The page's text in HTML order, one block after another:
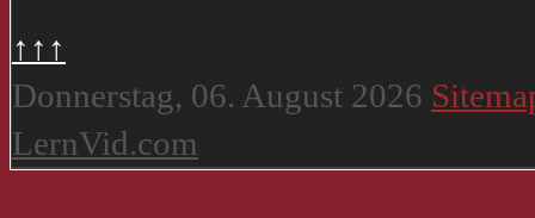
↑↑↑
Donnerstag, 06. August 2026
LernVid.com